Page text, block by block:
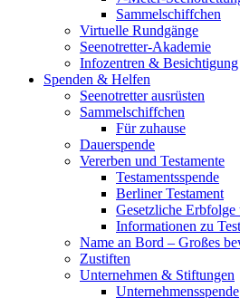
Sammelschiffchen
Virtuelle Rundgänge
Seenotretter-Akademie
Infozentren & Besichtigung
Spenden & Helfen
Seenotretter ausrüsten
Sammelschiffchen
Für zuhause
Dauerspende
Vererben und Testamente
Testamentsspende
Berliner Testament
Gesetzliche
Informationen zu
Name an Bord – Großes
Zustiften
Unternehmen & Stiftungen
Unternehmensspende